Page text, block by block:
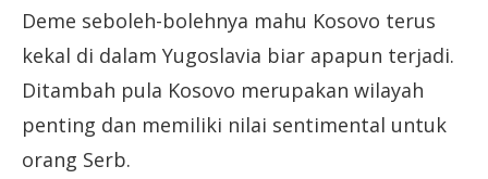
Deme seboleh-bolehnya mahu Kosovo terus
kekal di dalam Yugoslavia biar apapun terjadi.
Ditambah pula Kosovo merupakan wilayah
penting dan memiliki nilai sentimental untuk
orang Serb.